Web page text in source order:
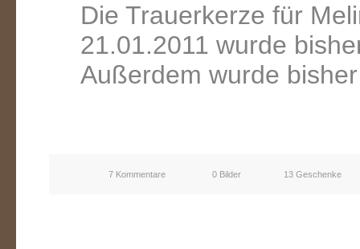
Die Trauerkerze für
21.01.2011 wurde
Außerdem wurde
7 Kommentare 0 Bilder 13 Geschenke